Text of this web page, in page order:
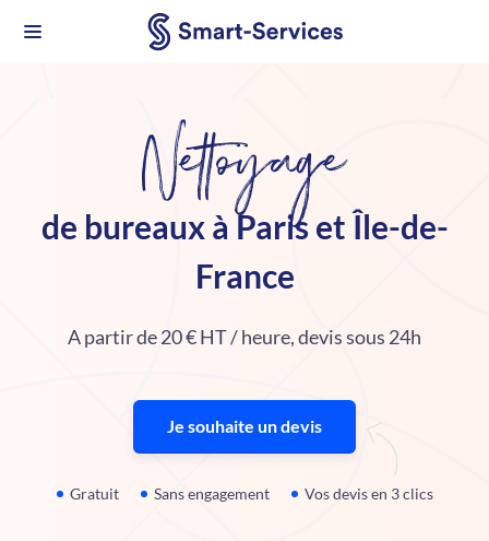
Nettoyage
de bureaux à Paris et Île-de-
France
A partir de 20 € HT / heure, devis sous 24h
Je souhaite un devis
Gratuit Sans engagement Vos devis en 3 clics